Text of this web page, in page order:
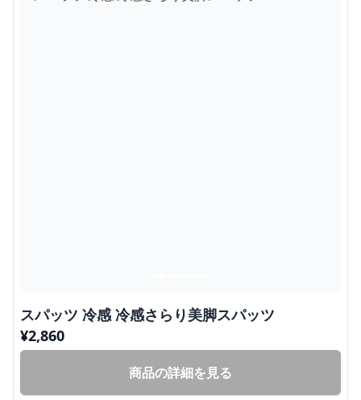
スパッツ 冷感 冷感さらり美脚スパッツ
¥2,860
商品の詳細を見る